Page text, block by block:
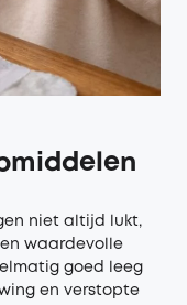
niet altijd lukt,
waardevolle
goed leeg
en verstopte